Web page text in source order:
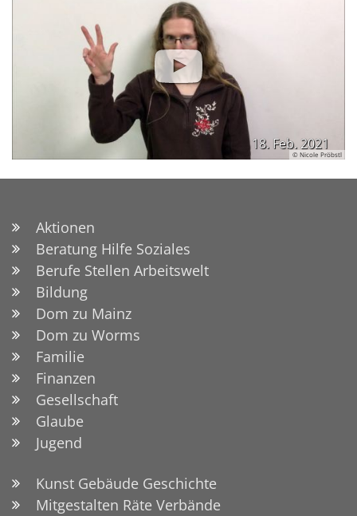
18. Feb. 2021
© Nicole Pröbstl
Aktionen
Beratung Hilfe Soziales
Berufe Stellen Arbeitswelt
Bildung
Dom zu Mainz
Dom zu Worms
Familie
Finanzen
Gesellschaft
Glaube
Jugend
Kunst Gebäude Geschichte
Mitgestalten Räte Verbände